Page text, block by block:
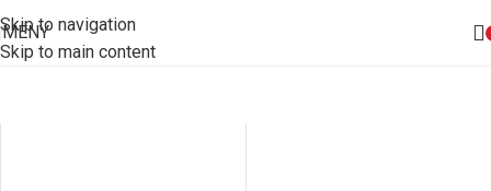
Skip to navigation
Skip to main content
MENY